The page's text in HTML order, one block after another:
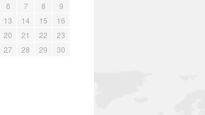
6 7 8
9
13 14 15
16
20 21 22
23
27 28 29
30